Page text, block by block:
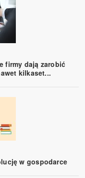
firmy dają zarobić
kilkaset...
w gospodarce